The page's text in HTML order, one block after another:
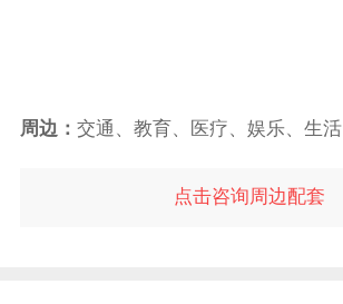
周边： 交通、教育、医疗、娱乐、生活
点击咨询周边配套